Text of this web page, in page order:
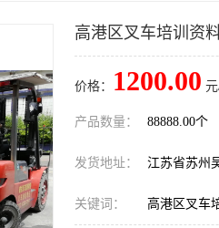
高港区叉车培训资
价格： 1200.00
产品数量： 88888.00个
发货地址： 江苏省苏州
关键词： 高港区叉车